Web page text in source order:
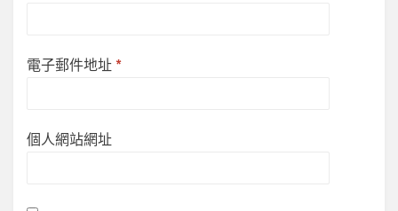
電子郵件地址 *
個人網站網址